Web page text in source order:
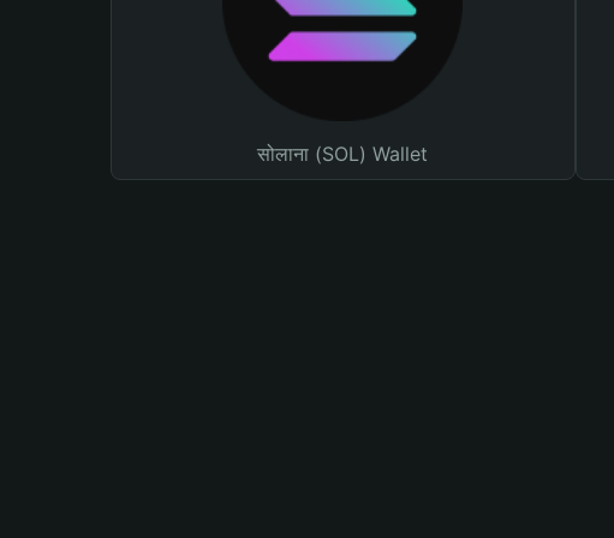
सोलाना (SOL) Wallet